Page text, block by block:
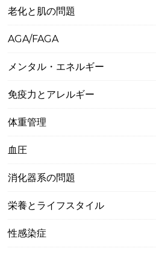
老化と肌の問題
AGA/FAGA
メンタル・エネルギー
免疫力とアレルギー
体重管理
血圧
消化器系の問題
栄養とライフスタイル
性感染症